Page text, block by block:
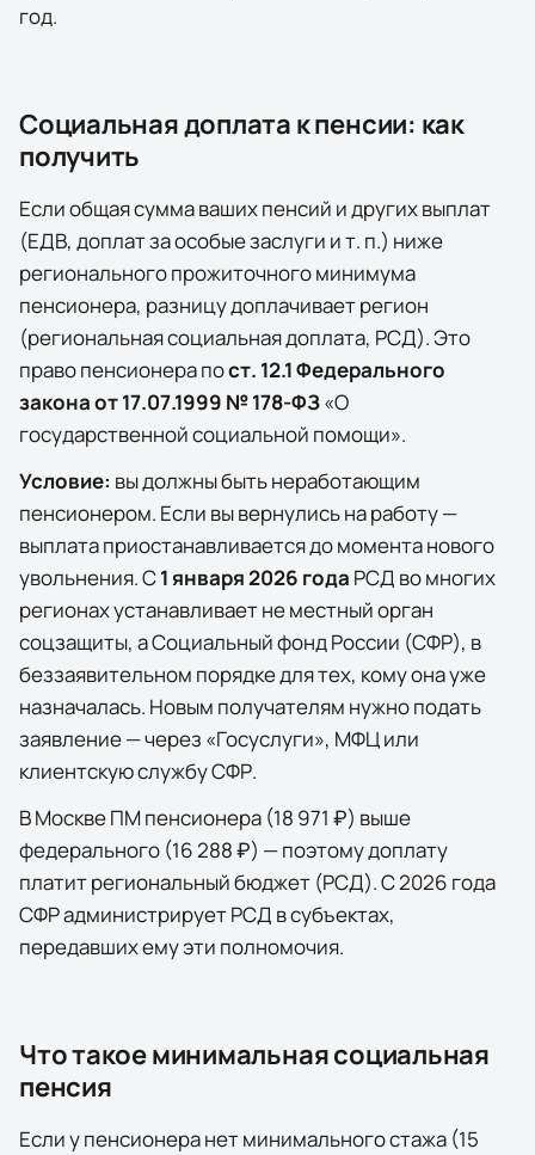
год.
Социальная доплата к пенсии: как
получить
Если общая сумма ваших пенсий и других выплат
(ЕДВ, доплат за особые заслуги и т. п.) ниже
регионального прожиточного минимума
пенсионера, разницу доплачиваетрегион
(региональная социальная доплата, РСД). Это
право пенсионера пост. 12.1 Федерального
закона от 17.07.1999 № 178-ФЗ«О
государственной социальной помощи».
Условие: вы должны быть неработающим
пенсионером. Если вы вернулись на работу —
выплата приостанавливается до момента нового
увольнения. С1 января 2026 года РСД во многих
регионах устанавливает не местный орган
соцзащиты, а Социальный фонд России (СФР), в
беззаявительном порядке для тех, кому она уже
назначалась. Новым получателям нужно подать
заявление — через «Госуслуги», МФЦ или
клиентскую службу СФР.
ВМосквеПМ пенсионера (18 971 ₽) выше
федерального (16 288 ₽) — поэтому доплату
платит региональный бюджет (РСД). С 2026 года
СФР администрирует РСД в субъектах,
передавших ему эти полномочия.
Что такое минимальная социальная
пенсия
Если у пенсионера нет минимального стажа (15